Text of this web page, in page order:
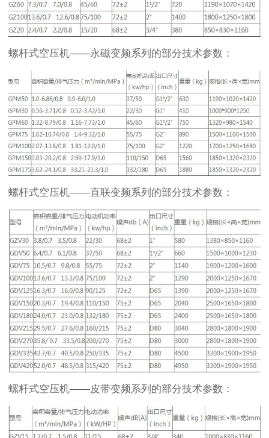
螺杆式空压机——永磁变频系列的部分技术参数：
螺杆式空压机——直联变频系列的部分技术参数：
螺杆式空压机——皮带变频系列的部分技术参数：